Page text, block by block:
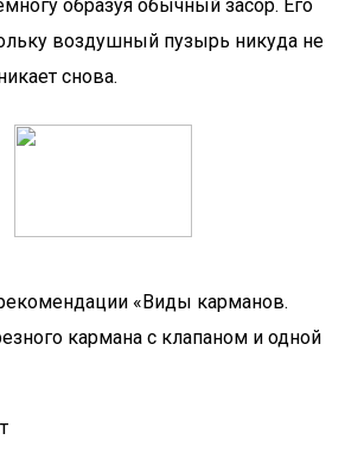
образуя обычный засор. Его
воздушный пузырь никуда не
снова.
«Виды карманов.
кармана с клапаном и одной